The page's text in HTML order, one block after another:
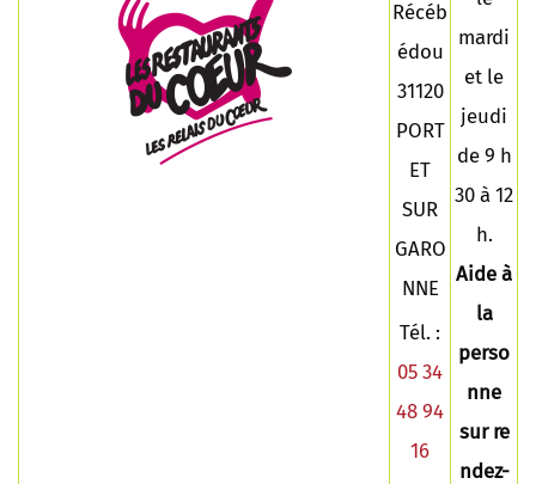
Récéb
édou
31120
PORT
ET
SUR
GARO
NNE
Tél. :
05 34
48 94
16
mardi
et le
jeudi
de 9 h
30 à 12
h.
Aide à
la
perso
nne
sur re
ndez-